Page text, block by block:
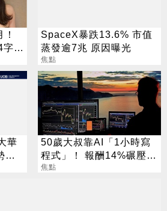
字」
SpaceX暴跌13.6% 市值
蒸發逾7兆 原因曝光
焦點
華
開
50歲大叔靠AI「1小時寫
程式」！ 報酬14%碾壓標
普 直接辭職去炒股
焦點